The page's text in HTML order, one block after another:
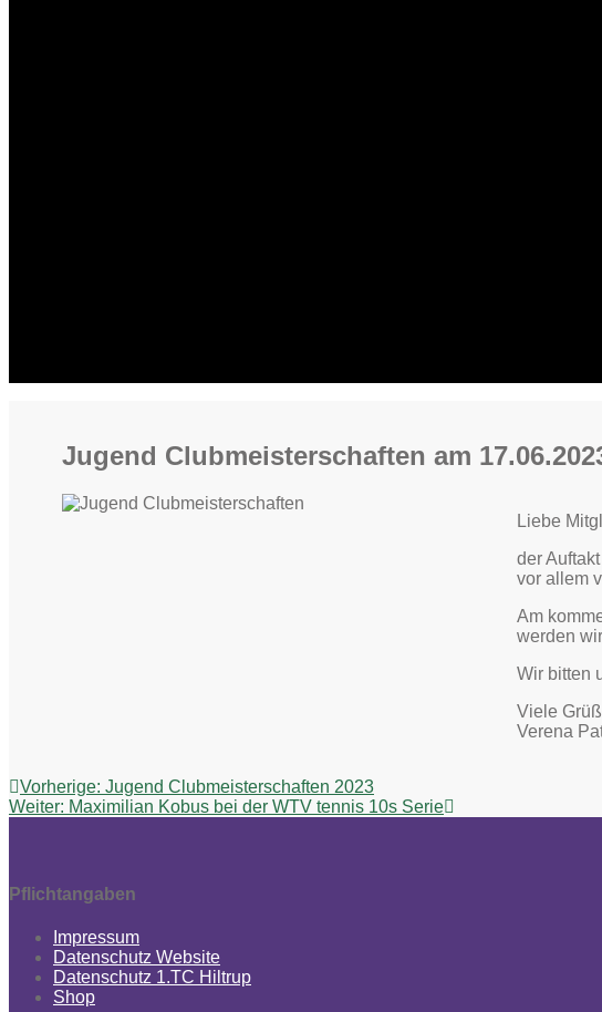
Jugend Clubmeisterschaften am
Liebe
der
vor allem
Am
werden
Wir bitten
Viele
Verena
Beitragsnavigation
Vorherige: Vorheriger
Beitrag:
Jugend Clubmeisterschaften 2023
Weiter: Nächster
Maximilian Kobus bei der WTV tennis 10s Serie
Pflichtangaben
Impressum
Datenschutz Website
Datenschutz 1.TC Hiltrup
Shop